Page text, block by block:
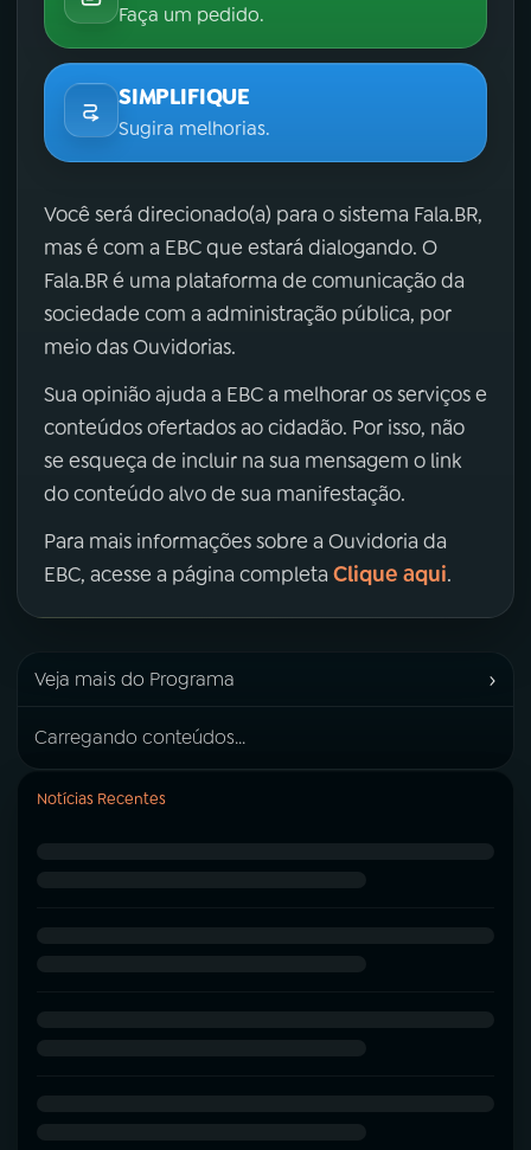
Faça um pedido.
SIMPLIFIQUE
Sugira melhorias.
Você será direcionado(a) para o sistema Fala.BR,
mas é com a EBC que estará dialogando. O
Fala.BR é uma plataforma de comunicação da
sociedade com a administração pública, por
meio das Ouvidorias.
Sua opinião ajuda a EBC a melhorar os serviços e
conteúdos ofertados ao cidadão. Por isso, não
se esqueça de incluir na sua mensagem o link
do conteúdo alvo de sua manifestação.
Para mais informações sobre a Ouvidoria da
EBC, acesse a página completa Clique aqui.
Veja mais do Programa ›
Carregando conteúdos...
Notícias Recentes